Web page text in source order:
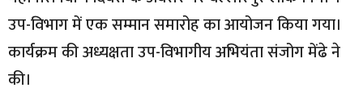
उप-विभाग में एक सम्मान समारोह का आयोजन किया गया।
कार्यक्रम की अध्यक्षता उप-विभागीय अभियंता संजोग मेंढे ने
की।